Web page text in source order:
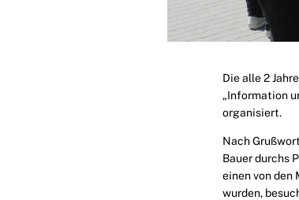
Die alle 2
„Information
organisiert.
Nach
Bauer durchs
einen von den
wurden,